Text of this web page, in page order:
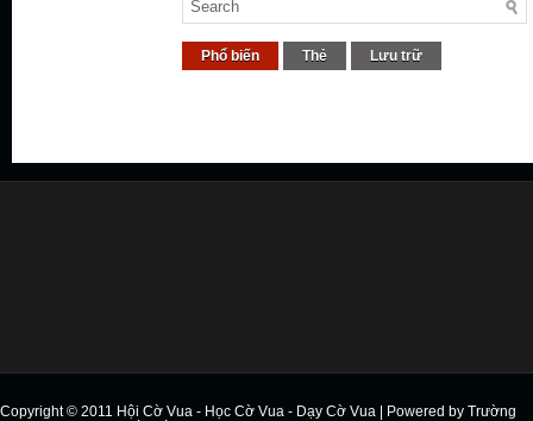
Phổ biến Thẻ Lưu trữ
Copyright © 2011 Hội Cờ Vua - Học Cờ Vua - Dạy Cờ Vua | Powered by Trường